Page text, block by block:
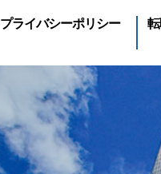
プライバシーポリシー